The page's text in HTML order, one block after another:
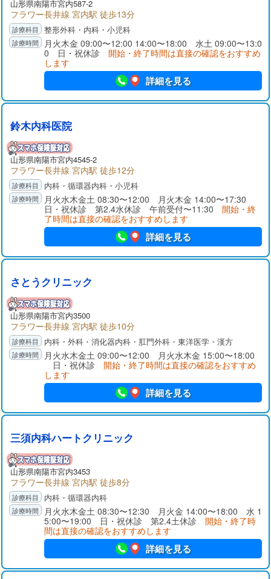
山形県南陽市宮内587-2
フラワー長井線 宮内駅 徒歩13分
整形外科・内科・小児科
月火木金 09:00〜12:00 14:00〜18:00 水土 09:00〜13:0
0 日・祝休診 開始・終了時間は直接の確認をおすすめ
します
詳細を見る
鈴木内科医院
山形県南陽市宮内4545-2
フラワー長井線 宮内駅 徒歩12分
内科・循環器内科・小児科
月火水木金土 08:30〜12:00 月火木金 14:00〜17:30
日・祝休診 第2.4水休診 午前受付〜11:30 開始・終
了時間は直接の確認をおすすめします
詳細を見る
さとうクリニック
山形県南陽市宮内3500
フラワー長井線 宮内駅 徒歩10分
内科・外科・消化器内科・肛門外科・東洋医学・漢方
月火水木金土 09:00〜12:00 月火水木金 15:00〜18:00
日・祝休診 開始・終了時間は直接の確認をおすすめ
します
詳細を見る
三須内科ハートクリニック
山形県南陽市宮内3453
フラワー長井線 宮内駅 徒歩8分
内科・循環器内科
月火水木金土 08:30〜12:30 月火金 14:00〜18:00 水 1
5:00〜19:00 日・祝休診 第2.4土休診 開始・終了時
間は直接の確認をおすすめします
詳細を見る